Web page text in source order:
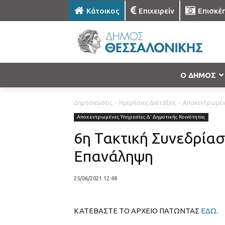
Κάτοικος Επιχειρείν
Ο ΔΗΜΟΣ
Δημοσιεύσεις Ημερήσιες Διατάξεις
Αποκεντρωμένες Υπηρεσίες Δ' Δημοτικής Κοινότητας
6η Τακτική
Επανάληψη
25/06/2021 12:48
ΚΑΤΕΒΑΣΤΕ ΤΟ ΑΡΧΕΙΟ ΠΑΤΩΝΤΑΣ ΕΔΩ.